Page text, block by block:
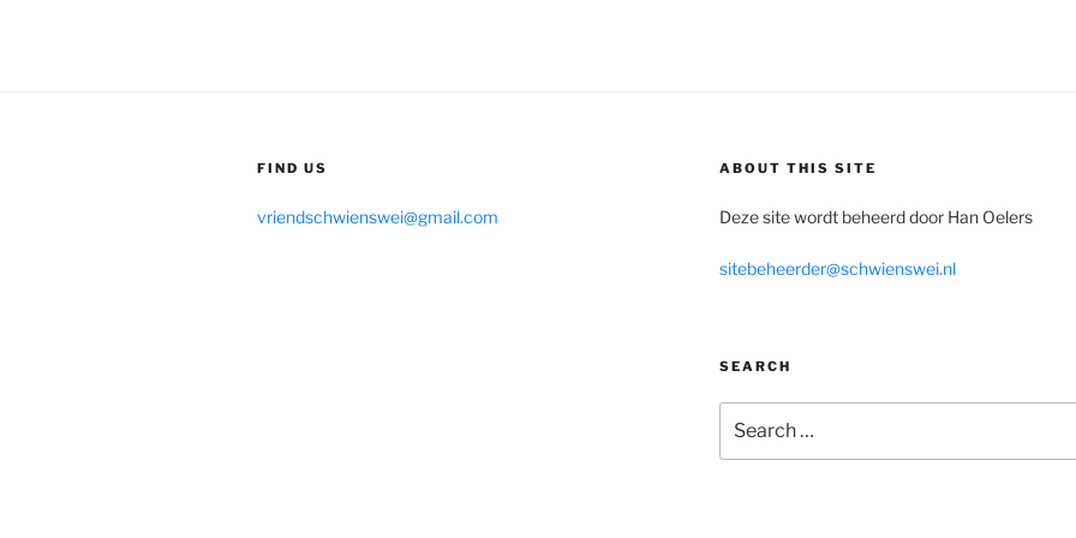
FIND US
vriendschwienswei@gmail.com
ABOUT THIS SITE
Deze site wordt beheerd door Han Oelers
sitebeheerder@schwienswei.nl
SEARCH
for: